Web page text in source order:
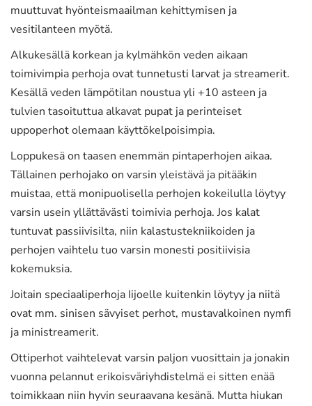
muuttuvat hyönteismaailman kehittymisen ja
vesitilanteen myötä.
Alkukesällä korkean ja kylmähkön veden aikaan
toimivimpia perhoja ovat tunnetusti larvat ja streamerit.
Kesällä veden lämpötilan noustua yli +10 asteen ja
tulvien tasoituttua alkavat pupat ja perinteiset
uppoperhot olemaan käyttökelpoisimpia.
Loppukesä on taasen enemmän pintaperhojen aikaa.
Tällainen perhojako on varsin yleistävä ja pitääkin
muistaa, että monipuolisella perhojen kokeilulla löytyy
varsin usein yllättävästi toimivia perhoja. Jos kalat
tuntuvat passiivisilta, niin kalastustekniikoiden ja
perhojen vaihtelu tuo varsin monesti positiivisia
kokemuksia.
Joitain speciaaliperhoja Iijoelle kuitenkin löytyy ja niitä
ovat mm. sinisen sävyiset perhot, mustavalkoinen nymfi
ja ministreamerit.
Ottiperhot vaihtelevat varsin paljon vuosittain ja jonakin
vuonna pelannut erikoisväriyhdistelmä ei sitten enää
toimikkaan niin hyvin seuraavana kesänä. Mutta hiukan